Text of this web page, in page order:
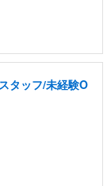
タッフ/未経験O